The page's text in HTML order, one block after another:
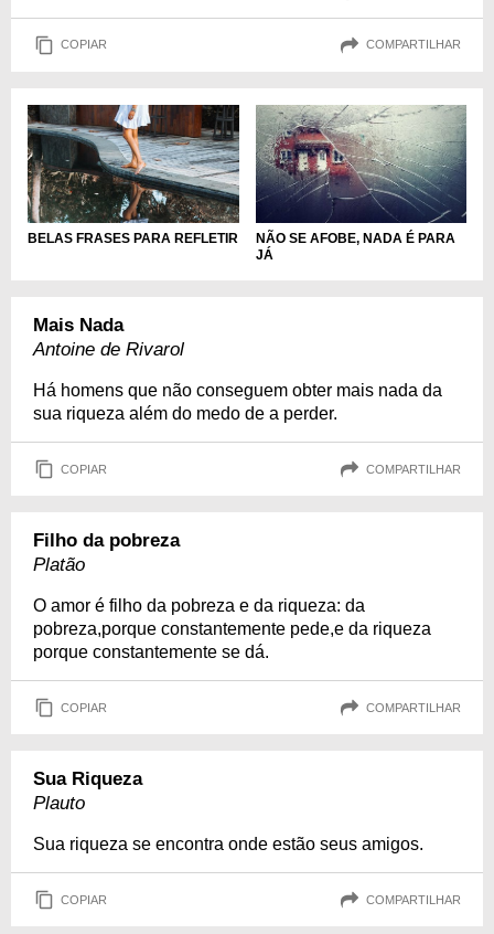
COPIAR COMPARTILHAR
BELAS FRASES PARA REFLETIR
NÃO SE AFOBE, NADA É PARA
JÁ
Mais Nada
Antoine de Rivarol
Há homens que não conseguem obter mais nada da
sua riqueza além do medo de a perder.
COPIAR COMPARTILHAR
Filho da pobreza
Platão
O amor é filho da pobreza e da riqueza: da
pobreza,porque constantemente pede,e da riqueza
porque constantemente se dá.
COPIAR COMPARTILHAR
Sua Riqueza
Plauto
Sua riqueza se encontra onde estão seus amigos.
COPIAR COMPARTILHAR